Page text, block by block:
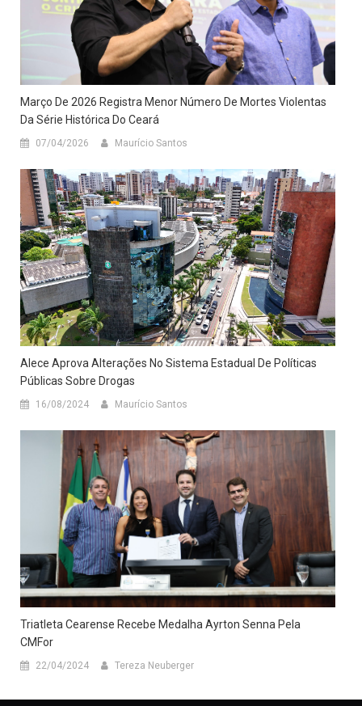
Março De 2026 Registra Menor Número De Mortes Violentas
Da Série Histórica Do Ceará
07/04/2026 Maurício Santos
Alece Aprova Alterações No Sistema Estadual De Políticas
Públicas Sobre Drogas
16/08/2024 Maurício Santos
Triatleta Cearense Recebe Medalha Ayrton Senna Pela
CMFor
22/04/2024 Tereza Neuberger